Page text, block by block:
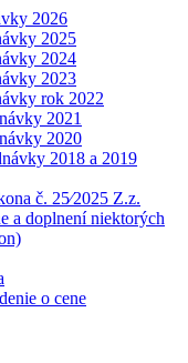
2026
2025
2024
2023
rok 2022
2021
2020
2018 a 2019
č. 25⁄2025 Z.z.
a doplnení niektorých
o cene